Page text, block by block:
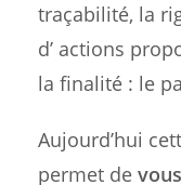
traçabilité, la
d’ actions
la finalité : le
Aujourd’hui
permet de